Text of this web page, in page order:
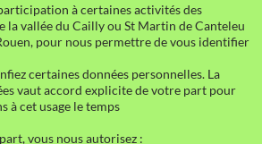
à certaines activités des
la vallée du Cailly ou St Martin de Canteleu
pour nous permettre de vous identifier
certaines données personnelles. La
vaut accord explicite de votre part pour
à cet usage le temps
vous nous autorisez :